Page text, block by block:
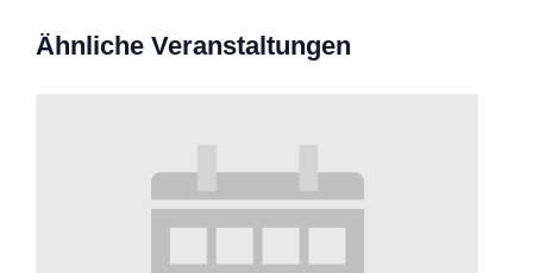
Ähnliche Veranstaltungen